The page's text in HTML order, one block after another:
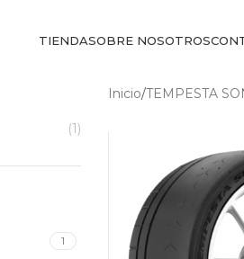
TIENDASOBRE NOSOTROS
(1)
1
Inicio/TEMPESTA